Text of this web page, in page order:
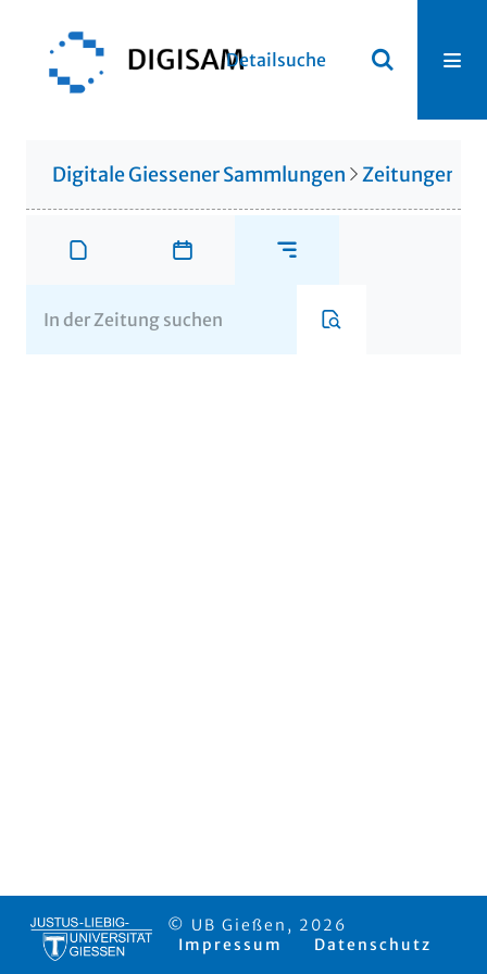
Detailsuche
Digitale Giessener Sammlungen Zeitungen
© UB Gießen, 2026
Impressum
Datenschutz